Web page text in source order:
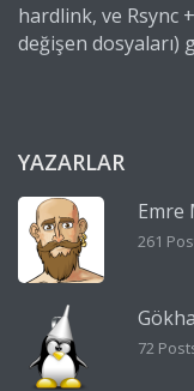
hardlink, ve Rsync
değişen dosyaları)
YAZARLAR
Emre
261
72